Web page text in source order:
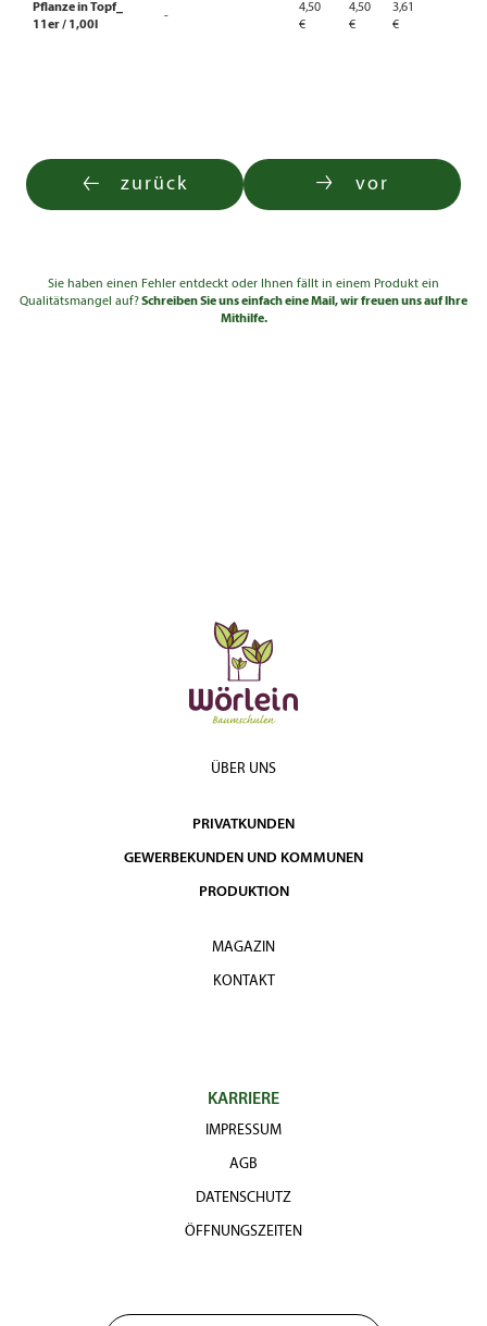
Pflanze in Topf_
11er / 1,00l
-
4,50
€
4,50
€
3,61
€
zurück vor
Sie haben einen Fehler entdeckt oder Ihnen fällt in einem Produkt ein
Qualitätsmangel auf?Schreiben Sie uns einfach eine Mail, wir freuen uns auf Ihre
Mithilfe.
ÜBER UNS
PRIVATKUNDEN
GEWERBEKUNDEN UND KOMMUNEN
PRODUKTION
MAGAZIN
KONTAKT
KARRIERE
IMPRESSUM
AGB
DATENSCHUTZ
ÖFFNUNGSZEITEN